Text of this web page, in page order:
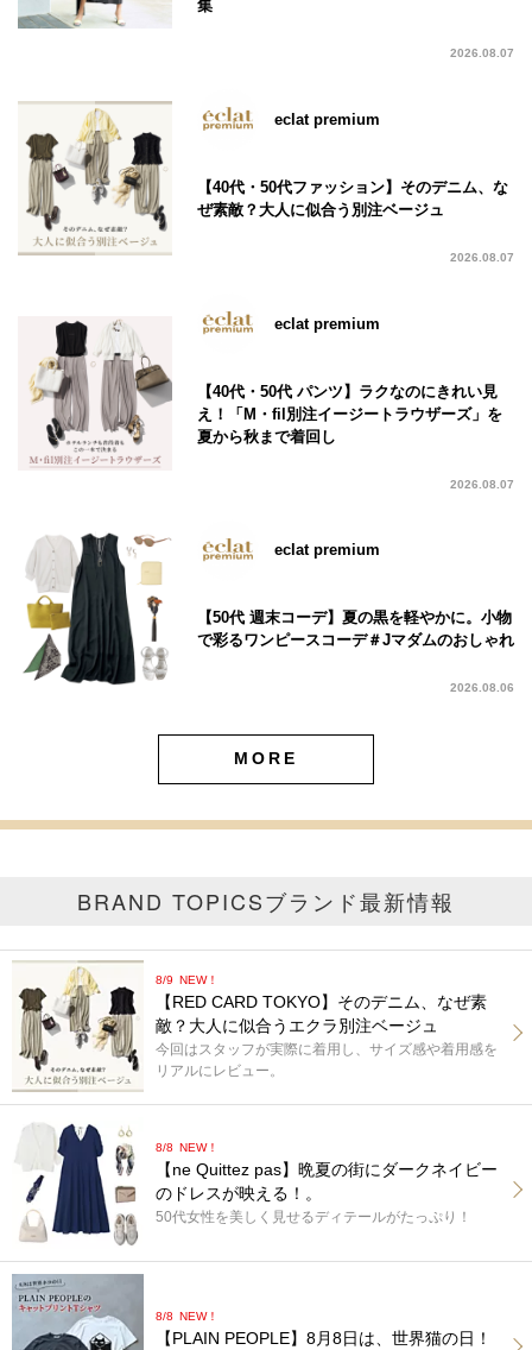
集
2026.08.07
eclat premium
【40代・50代ファッション】そのデニム、な
ぜ素敵？大人に似合う別注ベージュ
2026.08.07
eclat premium
【40代・50代 パンツ】ラクなのにきれい見
え！「M・fil別注イージートラウザーズ」を
夏から秋まで着回し
2026.08.07
eclat premium
【50代 週末コーデ】夏の黒を軽やかに。小物
で彩るワンピースコーデ＃Jマダムのおしゃれ
2026.08.06
MORE
BRAND TOPICSブランド最新情報
8/9 NEW！
【RED CARD TOKYO】そのデニム、なぜ素
敵？大人に似合うエクラ別注ベージュ
今回はスタッフが実際に着用し、サイズ感や着用感を
リアルにレビュー。
8/8 NEW！
【ne Quittez pas】晩夏の街にダークネイビー
のドレスが映える！。
50代女性を美しく見せるディテールがたっぷり！
8/8 NEW！
【PLAIN PEOPLE】8月8日は、世界猫の日！